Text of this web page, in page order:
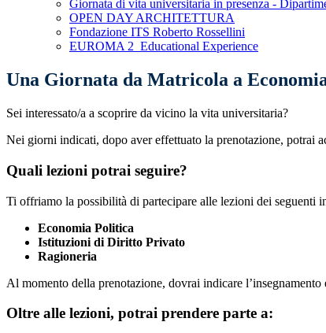
Giornata di vita universitaria in presenza -
OPEN DAY ARCHITETTURA
Fondazione ITS Roberto Rossellini
EUROMA 2_Educational Experience
Una Giornata da Matricola a
Sei interessato/a a scoprire da vicino la vita universitaria?
Nei giorni indicati, dopo aver effettuato la prenotazione, potrai
Quali lezioni potrai seguire?
Ti offriamo la possibilità di partecipare alle lezioni dei seguenti
Economia Politica
Istituzioni di Diritto Privato
Ragioneria
Al momento della prenotazione, dovrai indicare
Oltre alle lezioni, potrai prendere parte a: